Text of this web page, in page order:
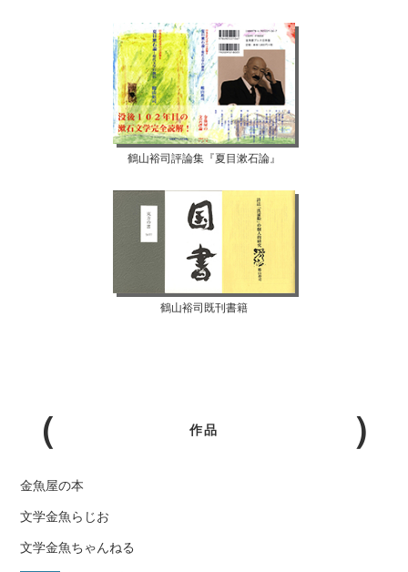
鶴山裕司評論集『夏目漱石論』
鶴山裕司既刊書籍
作品
金魚屋の本
文学金魚らじお
文学金魚ちゃんねる